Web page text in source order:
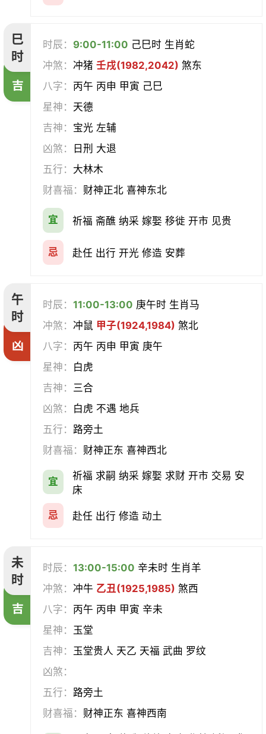
巳
时
吉
时辰： 9:00-11:00 己巳时 生肖蛇
冲煞：冲猪壬戌(1982,2042) 煞东
八字： 丙午 丙申 甲寅 己巳
星神： 天德
吉神： 宝光 左辅
凶煞：
日刑 大退
五行： 大林木
财喜福： 财神正北 喜神东北
宜 祈福 斋醮 纳采 嫁娶 移徙 开市 见贵
忌 赴任 出行 开光 修造 安葬
午
时
凶
时辰：11:00-13:00 庚午时 生肖马
冲煞：冲鼠 甲子(1924,1984) 煞北
八字： 丙午 丙申 甲寅 庚午
星神： 白虎
吉神： 三合
凶煞： 白虎 不遇 地兵
五行： 路旁土
财喜福： 财神正东 喜神西北
宜
祈福 求嗣 纳采 嫁娶 求财 开市 交易 安
床
忌 赴任 出行 修造 动土
未
时
吉
时辰：13:00-15:00 辛未时 生肖羊
冲煞：冲牛 乙丑(1925,1985) 煞西
八字： 丙午 丙申 甲寅 辛未
星神： 玉堂
吉神： 玉堂贵人 天乙 天福 武曲 罗纹
凶煞：
五行：路旁土
财喜福： 财神正东 喜神西南